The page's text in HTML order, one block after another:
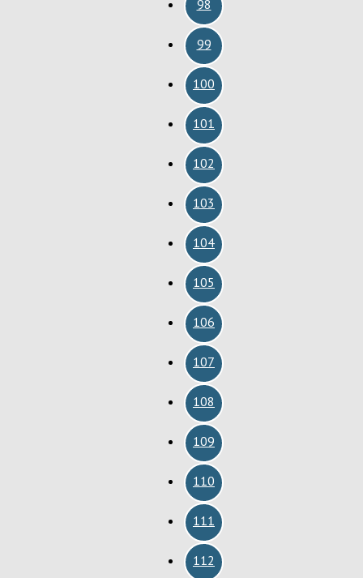
98
99
100
101
102
103
104
105
106
107
108
109
110
111
112